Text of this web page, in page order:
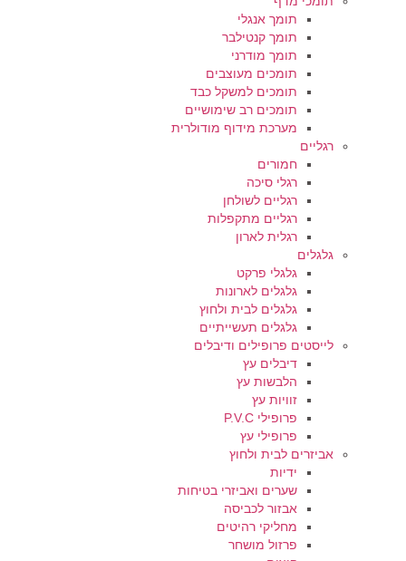
תומך אנגלי
תומך קנטילבר
תומך מודרני
תומכים מעוצבים
תומכים למשקל כבד
תומכים רב שימושיים
מערכת מידוף מודולרית
רגליים
חמורים
רגלי סיכה
רגליים לשולחן
רגליים מתקפלות
רגלית לארון
גלגלים
גלגלי פרקט
גלגלים לארונות
גלגלים לבית ולחוץ
גלגלים תעשייתיים
לייסטים פרופילים ודיבלים
דיבלים עץ
הלבשות עץ
זוויות עץ
פרופילי P.V.C
פרופילי עץ
אביזרים לבית ולחוץ
ידיות
שערים ואביזרי בטיחות
אבזור לכביסה
מחליקי רהיטים
פרזול מושחר